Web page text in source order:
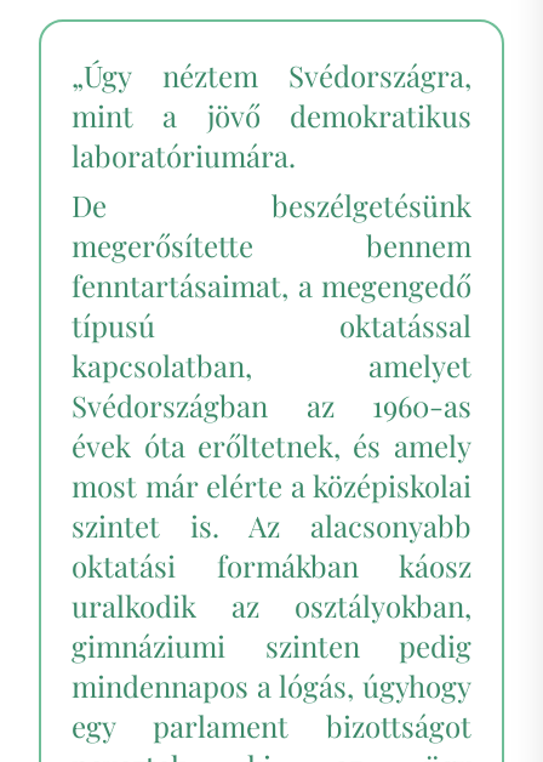
„Úgy néztem Svédországra,
mint a jövő demokratikus
laboratóriumára.
De beszélgetésünk
megerősítette bennem
fenntartásaimat, a megengedő
típusú oktatással
kapcsolatban, amelyet
Svédországban az 1960-as
évek óta erőltetnek, és amely
most már elérte a középiskolai
szintet is. Az alacsonyabb
oktatási formákban káosz
uralkodik az osztályokban,
gimnáziumi szinten pedig
mindennapos a lógás, úgyhogy
egy parlament bizottságot